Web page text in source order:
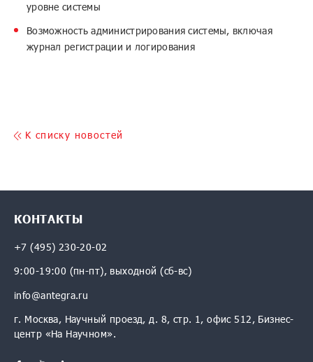
уровне системы
Возможность администрирования системы, включая
журнал регистрации и логирования
K списку новостей
КОНТАКТЫ
+7 (495) 230-20-02
9:00-19:00 (пн-пт), выходной (сб-вс)
info@antegra.ru
г. Москва, Научный проезд, д. 8, стр. 1, офис 512, Бизнес-
центр «На Научном».